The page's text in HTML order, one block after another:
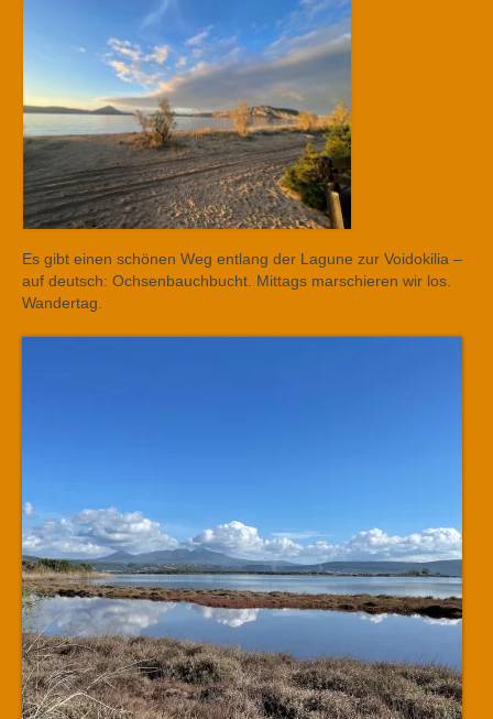
Es gibt einen schönen Weg entlang der Lagune zur Voidokilia –
auf deutsch: Ochsenbauchbucht. Mittags marschieren wir los.
Wandertag.